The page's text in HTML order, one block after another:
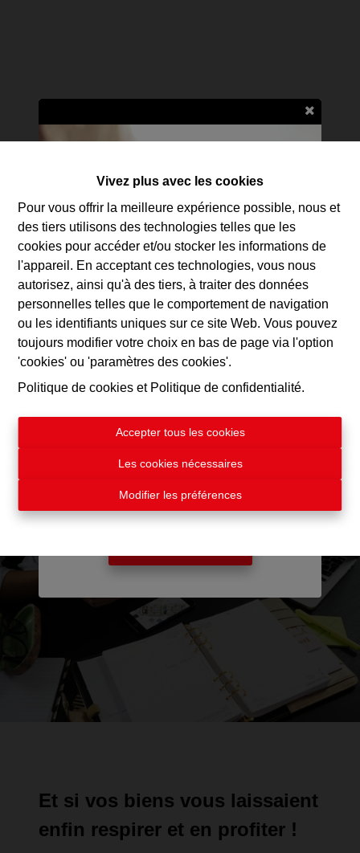
Vivez plus avec les cookies
Pour vous offrir la meilleure expérience possible, nous et
des tiers utilisons des technologies telles que les
cookies pour accéder et/ou stocker les informations de
l'appareil. En acceptant ces technologies, vous nous
autorisez, ainsi qu'à des tiers, à traiter des données
personnelles telles que le comportement de navigation
ou les identifiants uniques sur ce site Web. Vous pouvez
toujours modifier votre choix en bas de page via l'option
'cookies' ou 'paramètres des cookies'.
Politique de cookies et Politique de confidentialité.
Accepter tous les cookies
Les cookies nécessaires
Modifier les préférences
Et si vos biens vous laissaient
enfin respirer et en profiter !
Estimer mon bien en ligne
Curieux de connaître la valeur de
Recevez dès maintenant une
gratuite et découvrez la valeur
actuelle de votre propriété.